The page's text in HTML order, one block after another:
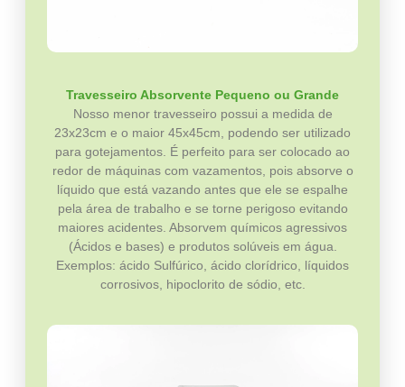
Travesseiro Absorvente Pequeno ou Grande
Nosso menor travesseiro possui a medida de
23x23cm e o maior 45x45cm, podendo ser utilizado
para gotejamentos. É perfeito para ser colocado ao
redor de máquinas com vazamentos, pois absorve o
líquido que está vazando antes que ele se espalhe
pela área de trabalho e se torne perigoso evitando
maiores acidentes. Absorvem químicos agressivos
(Ácidos e bases) e produtos solúveis em água.
Exemplos: ácido Sulfúrico, ácido clorídrico, líquidos
corrosivos, hipoclorito de sódio, etc.